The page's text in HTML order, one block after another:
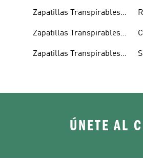
Zapatillas Transpirables
Zapatillas Transpirables
Zapatillas Transpirables
ÚNETE AL